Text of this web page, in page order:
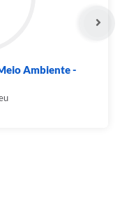
Secretaria